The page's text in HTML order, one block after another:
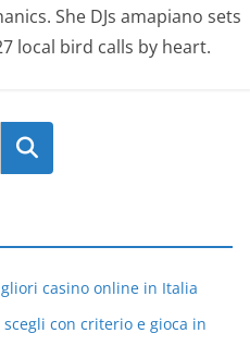
She DJs amapiano sets
local bird calls by heart.
Search
casino online in Italia
con criterio e gioca in